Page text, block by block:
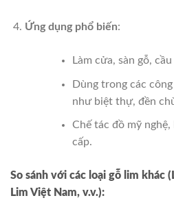
Ứng dụng phổ biến:
Làm cửa, sàn gỗ,
Dùng trong các
như biệt thự, đền
Chế tác đồ mỹ
cấp.
So sánh với các loại gỗ lim khác
Lim Việt Nam, v.v.):